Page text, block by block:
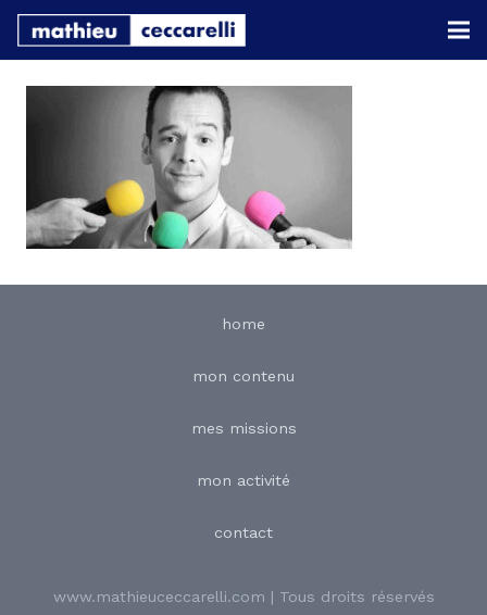
home
mon contenu
mes missions
mon activité
contact
www.mathieuceccarelli.com | Tous droits réservés